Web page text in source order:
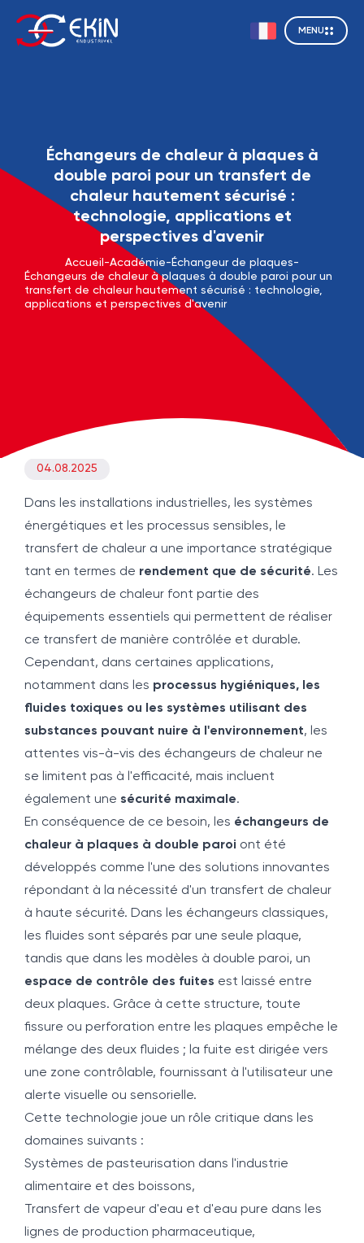
MENU
Échangeurs de chaleur à plaques à
double paroi pour un transfert de
chaleur hautement sécurisé :
technologie, applications et
perspectives d'avenir
Accueil -Académie- Échangeur de plaques-
Échangeurs de chaleur à plaques à double paroi pour un
transfert de chaleur hautement sécurisé : technologie,
applications et perspectives d'avenir
04.08.2025
Dans les installations industrielles, les systèmes
énergétiques et les processus sensibles, le
transfert de chaleur a une importance stratégique
tant en termes de rendement que de sécurité. Les
échangeurs de chaleur font partie des
équipements essentiels qui permettent de réaliser
ce transfert de manière contrôlée et durable.
Cependant, dans certaines applications,
notamment dans les processus hygiéniques, les
fluides toxiques ou les systèmes utilisant des
substances pouvant nuire à l'environnement, les
attentes vis-à-vis des échangeurs de chaleur ne
se limitent pas à l'efficacité, mais incluent
également une sécurité maximale.
En conséquence de ce besoin, les échangeurs de
chaleur à plaques à double paroi ont été
développés comme l'une des solutions innovantes
répondant à la nécessité d'un transfert de chaleur
à haute sécurité. Dans les échangeurs classiques,
les fluides sont séparés par une seule plaque,
tandis que dans les modèles à double paroi, un
espace de contrôle des fuites est laissé entre
deux plaques. Grâce à cette structure, toute
fissure ou perforation entre les plaques empêche le
mélange des deux fluides ; la fuite est dirigée vers
une zone contrôlable, fournissant à l'utilisateur une
alerte visuelle ou sensorielle.
Cette technologie joue un rôle critique dans les
domaines suivants :
Systèmes de pasteurisation dans l'industrie
alimentaire et des boissons,
Transfert de vapeur d'eau et d'eau pure dans les
lignes de production pharmaceutique,